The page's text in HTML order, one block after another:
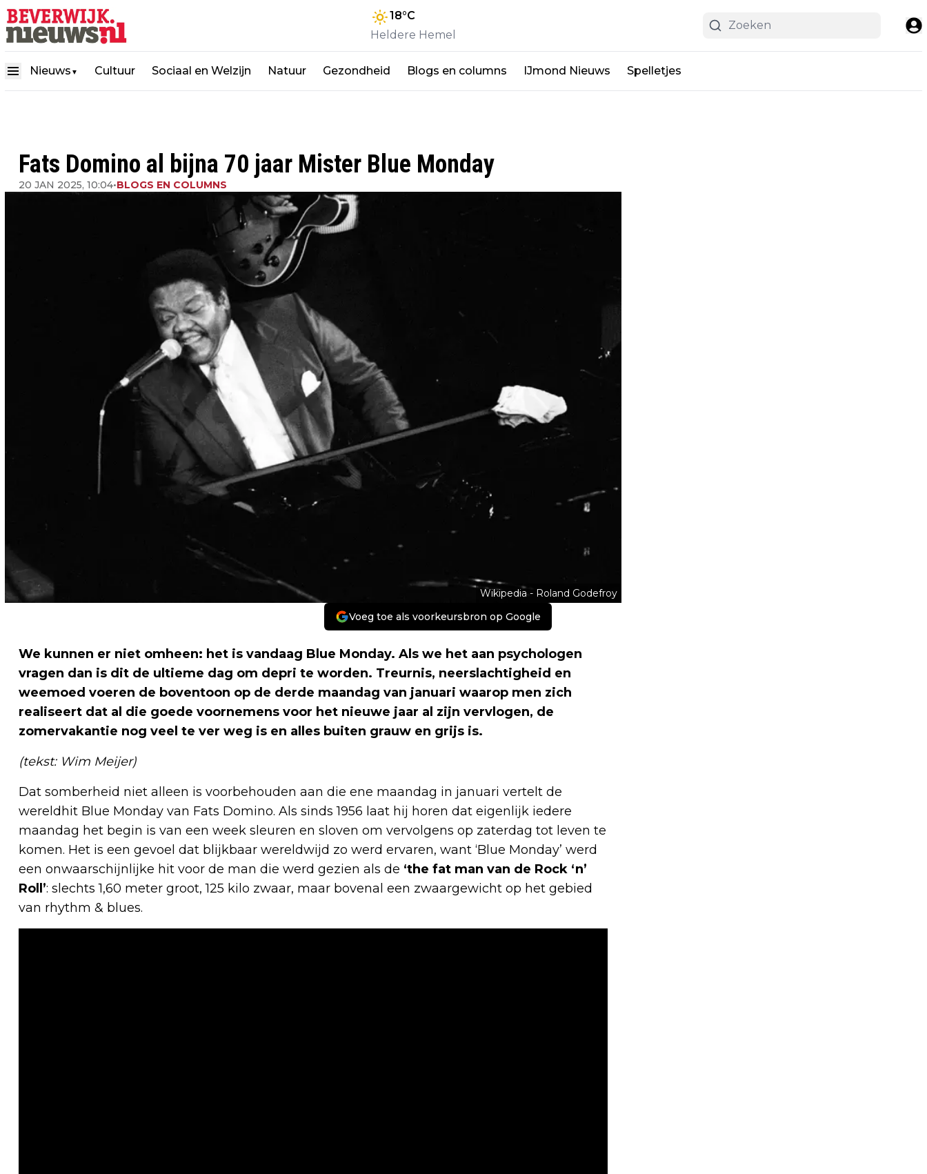
18°C
Heldere Hemel
Nieuws ▼ Cultuur Sociaal en Welzijn Natuur Gezondheid Blogs en columns IJmond Nieuws Spelletjes
Fats Domino al bijna 70 jaar Mister Blue Monday
20 JAN 2025, 10:04•BLOGS EN COLUMNS
Wikipedia - Roland Godefroy
Voeg toe als voorkeursbron op Google
We kunnen er niet omheen: het is vandaag Blue Monday. Als we het aan psychologen
vragen dan is dit de ultieme dag om depri te worden. Treurnis, neerslachtigheid en
weemoed voeren de boventoon op de derde maandag van januari waarop men zich
realiseert dat al die goede voornemens voor het nieuwe jaar al zijn vervlogen, de
zomervakantie nog veel te ver weg is en alles buiten grauw en grijs is.
(tekst: Wim Meijer)
Dat somberheid niet alleen is voorbehouden aan die ene maandag in januari vertelt de
wereldhit Blue Monday van Fats Domino. Als sinds 1956 laat hij horen dat eigenlijk iedere
maandag het begin is van een week sleuren en sloven om vervolgens op zaterdag tot leven te
komen. Het is een gevoel dat blijkbaar wereldwijd zo werd ervaren, want ‘Blue Monday’ werd
een onwaarschijnlijke hit voor de man die werd gezien als de ‘the fat man van de Rock ‘n’
Roll’: slechts 1,60 meter groot, 125 kilo zwaar, maar bovenal een zwaargewicht op het gebied
van rhythm & blues.